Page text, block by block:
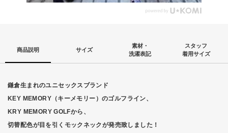
商品説明 サイズ
素材・
洗濯表記
スタッフ
着用サイズ
鎌倉生まれのユニセックスブランド
KEY MEMORY（キーメモリー）のゴルフライン、
KRY MEMORY GOLFから、
切替配色が目を引くモックネックが発売致しました！